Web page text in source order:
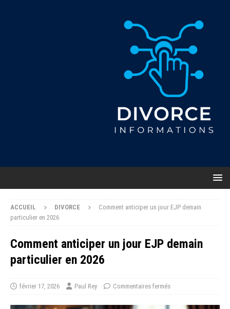
ACCUEIL DIVORCE
Comment anticiper un jour EJP demain
particulier en 2026
Comment anticiper un jour EJP demain
particulier en 2026
février 17, 2026 Paul Rey Commentaires fermés